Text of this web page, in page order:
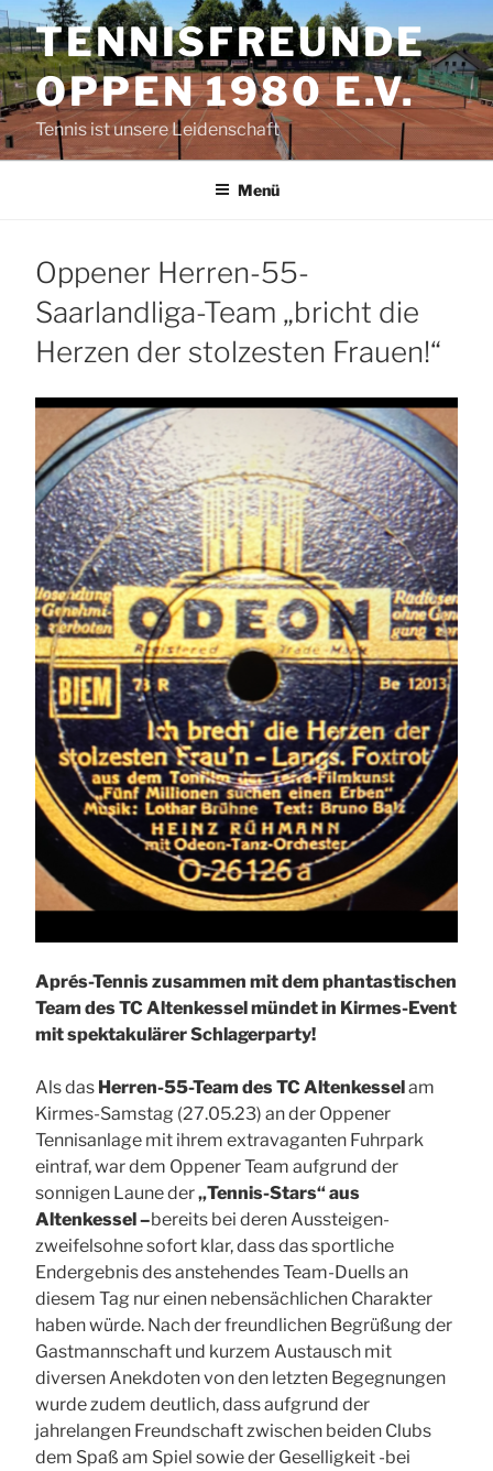
Zum
Inhalt
springenTENNISFREUNDE
OPPEN 1980 E.V.
Tennis ist unsere Leidenschaft
Menü
Oppener Herren-55-
Saarlandliga-Team „bricht die
Herzen der stolzesten Frauen!“
Aprés-Tennis zusammen mit dem phantastischen
Team des TC Altenkessel mündet in Kirmes-Event
mit spektakulärer Schlagerparty!
Als das Herren-55-Team des TC Altenkesselam
Kirmes-Samstag (27.05.23) an der Oppener
Tennisanlage mit ihrem extravaganten Fuhrpark
eintraf, war dem Oppener Team aufgrund der
sonnigen Laune der„Tennis-Stars“ aus
Altenkessel –bereits bei deren Aussteigen-
zweifelsohne sofort klar, dass das sportliche
Endergebnis des anstehendes Team-Duells an
diesem Tag nur einen nebensächlichen Charakter
haben würde. Nach der freundlichen Begrüßung der
Gastmannschaft und kurzem Austausch mit
diversen Anekdoten von den letzten Begegnungen
wurde zudem deutlich, dass aufgrund der
jahrelangen Freundschaft zwischen beiden Clubs
dem Spaß am Spiel sowie der Geselligkeit -bei